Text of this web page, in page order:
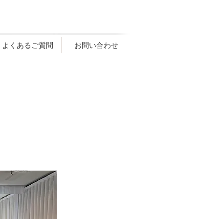
よくあるご質問 お問い合わせ